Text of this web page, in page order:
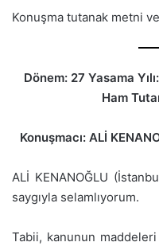
Konuşma tutanak metni
Dönem: 27 Yasama
Ham
Konuşmacı: ALİ
ALİ KENANOĞLU
saygıyla selamlıyorum.
Tabii, kanunun